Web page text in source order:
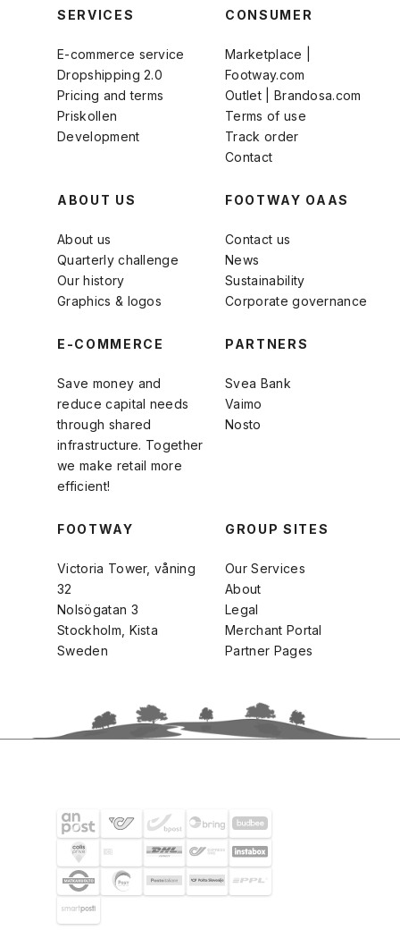
SERVICES
E-commerce service
Dropshipping 2.0
Pricing and terms
Priskollen
Development
CONSUMER
Marketplace |
Footway.com
Outlet | Brandosa.com
Terms of use
Track order
Contact
ABOUT US
About us
Quarterly challenge
Our history
Graphics & logos
FOOTWAY OAAS
Contact us
News
Sustainability
Corporate governance
E-COMMERCE
Save money and
reduce capital needs
through shared
infrastructure. Together
we make retail more
efficient!
PARTNERS
Svea Bank
Vaimo
Nosto
FOOTWAY
Victoria Tower, våning
32
Nolsögatan 3
Stockholm, Kista
Sweden
GROUP SITES
Our Services
About
Legal
Merchant Portal
Partner Pages